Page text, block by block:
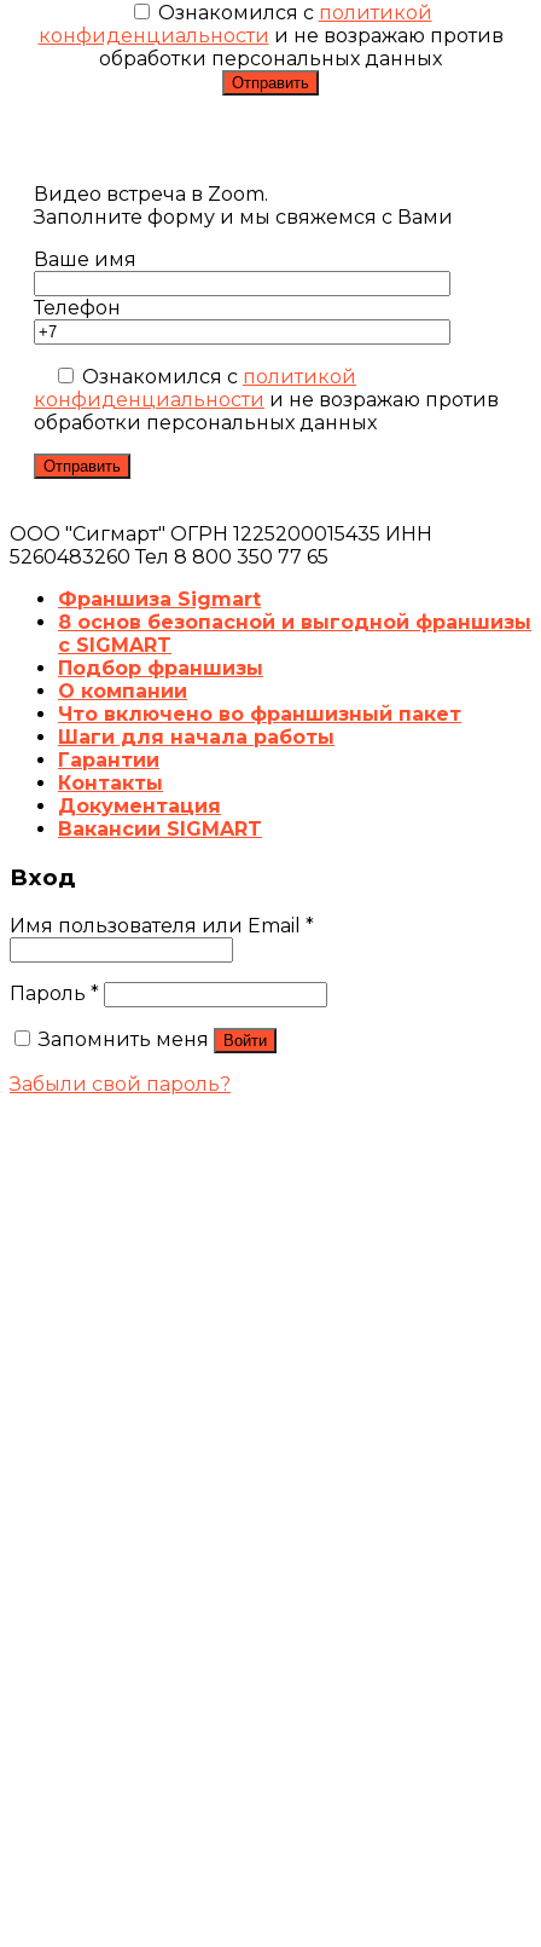
Ознакомился с политикой
конфиденциальности и не возражаю против
обработки персональных данных
Видео встреча в Zoom.
Заполните форму и мы свяжемся с Вами
Ваше имя
Телефон
Ознакомился с политикой
конфиденциальности и не возражаю против
обработки персональных данных
ООО "Сигмарт" ОГРН 1225200015435 ИНН
5260483260 Тел 8 800 350 77 65
Франшиза Sigmart
8 основ безопасной и выгодной франшизы
с SIGMART
Подбор франшизы
О компании
Что включено во франшизный пакет
Шаги для начала работы
Гарантии
Контакты
Документация
Вакансии SIGMART
Вход
Имя пользователя или Email *
Пароль *
Запомнить меня
Войти
Забыли свой пароль?